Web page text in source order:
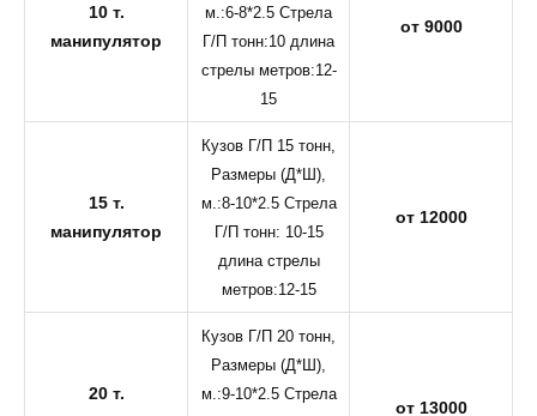
10 т.
манипулятор
м.:6-8*2.5 Стрела
Г/П тонн:10 длина
стрелы метров:12-
15
от 9000
15 т.
манипулятор
Кузов Г/П 15 тонн,
Размеры (Д*Ш),
м.:8-10*2.5 Стрела
Г/П тонн: 10-15
длина стрелы
метров:12-15
от 12000
20 т.
Кузов Г/П 20 тонн,
Размеры (Д*Ш),
м.:9-10*2.5 Стрела
от 13000